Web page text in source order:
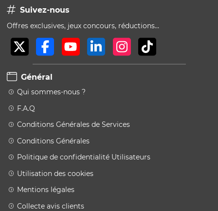
Suivez-nous
Offres exclusives, jeux concours, réductions…
Général
Qui sommes-nous ?
F.A.Q
Conditions Générales de Services
Conditions Générales
Politique de confidentialité Utilisateurs
Utilisation des cookies
Mentions légales
Collecte avis clients